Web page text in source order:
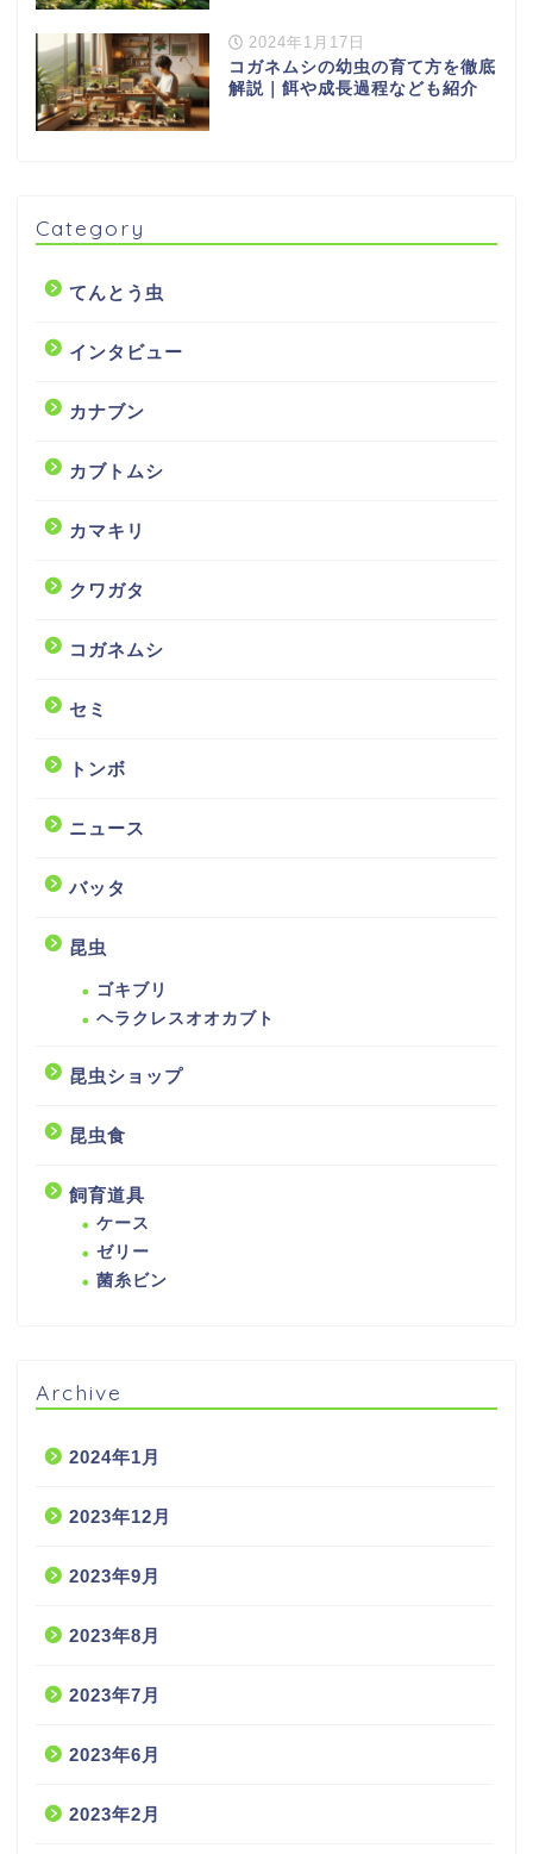
2024年1月17日
コガネムシの幼虫の育て方を徹底
解説｜餌や成長過程なども紹介
Category
てんとう虫
インタビュー
カナブン
カブトムシ
カマキリ
クワガタ
コガネムシ
セミ
トンボ
ニュース
バッタ
昆虫
ゴキブリ
ヘラクレスオオカブト
昆虫ショップ
昆虫食
飼育道具
ケース
ゼリー
菌糸ビン
Archive
2024年1月
2023年12月
2023年9月
2023年8月
2023年7月
2023年6月
2023年2月